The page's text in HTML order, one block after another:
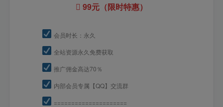
99元（限时特惠）
会员时长：永久
全站资源永久免费获取
推广佣金高达70％
内部会员专属【QQ】交流群
=====================